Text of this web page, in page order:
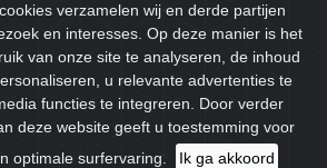
Alle rechten voorbehouden.
verzamelen wij en derde partijen
en interesses. Op deze manier is het
van onze site te analyseren, de inhoud
u relevante advertenties te
functies te integreren. Door verder
deze website geeft u toestemming voor
optimale surfervaring.
Ik ga akkoord